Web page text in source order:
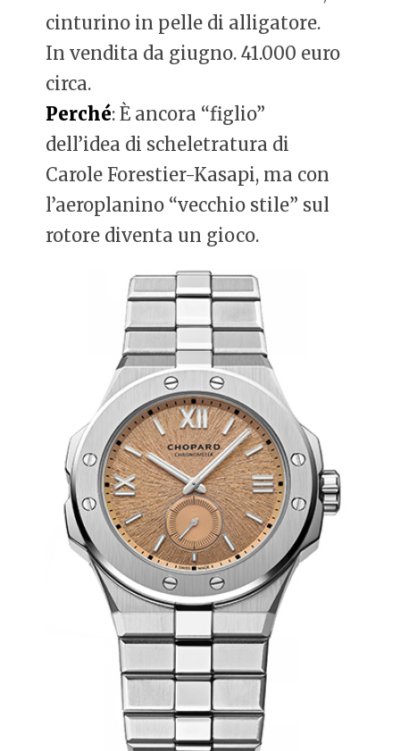
cinturino in pelle di alligatore.
In vendita da giugno. 41.000 euro
circa.
Perché: È ancora “figlio”
dell’idea di scheletratura di
Carole Forestier-Kasapi, ma con
l’aeroplanino “vecchio stile” sul
rotore diventa un gioco.